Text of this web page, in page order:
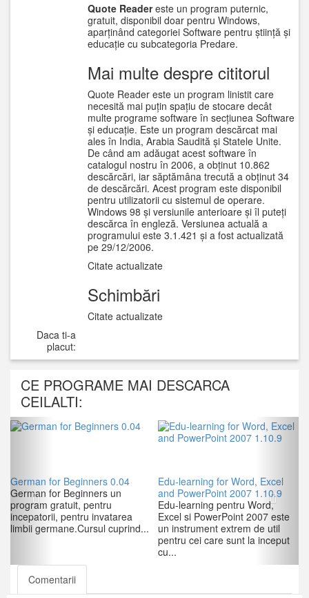
Quote Readereste un program puternic,
gratuit, disponibil doar pentru Windows,
aparținând categoriei Software pentru știință și
educație cu subcategoria Predare.
Mai multe despre cititorul
Quote Reader este un program linistit care
necesită mai puțin spațiu de stocare decât
multe programe software în secțiunea Software
și educație. Este un program descărcat mai
ales în India, Arabia Saudită și Statele Unite.
De când am adăugat acest software în
catalogul nostru în 2006, a obținut 10.862
descărcări, iar săptămâna trecută a obținut 34
de descărcări. Acest program este disponibil
pentru utilizatorii cu sistemul de operare.
Windows 98 și versiunile anterioare și îl puteți
descărca în engleză. Versiunea actuală a
programului este 3.1.421 și a fost actualizată
pe 29/12/2006.
Citate actualizate
Schimbări
Citate actualizate
Daca ti-a
placut:
CE PROGRAME MAI DESCARCA
CEILALTI:
German for Beginners 0.04
German for Beginners un
program gratuit, pentru
incepatorii, pentru invatarea
limbii germane.Cursul cuprind...
Edu-learning for Word, Excel
and PowerPoint 2007 1.10.9
Edu-learning pentru Word,
Excel si PowerPoint 2007 este
un instrument extrem de util
pentru cei care sunt la inceput
cu...
Previous Next
Comentarii